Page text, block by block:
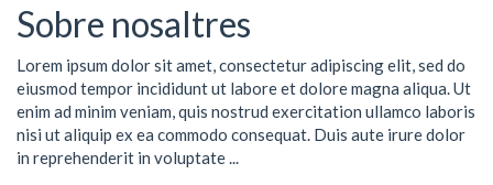
Sobre nosaltres
Lorem ipsum dolor sit amet, consectetur adipiscing elit, sed do
eiusmod tempor incididunt ut labore et dolore magna aliqua. Ut
enim ad minim veniam, quis nostrud exercitation ullamco laboris
nisi ut aliquip ex ea commodo consequat. Duis aute irure dolor
in reprehenderit in voluptate ...